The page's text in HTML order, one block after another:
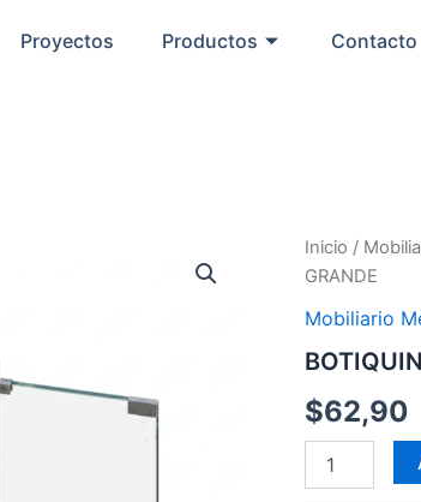
Proyectos Productos Contacto
Inicio /
GRANDE
Mobiliario
$62,90
BOTIQUIN
EXTRA
cantidad